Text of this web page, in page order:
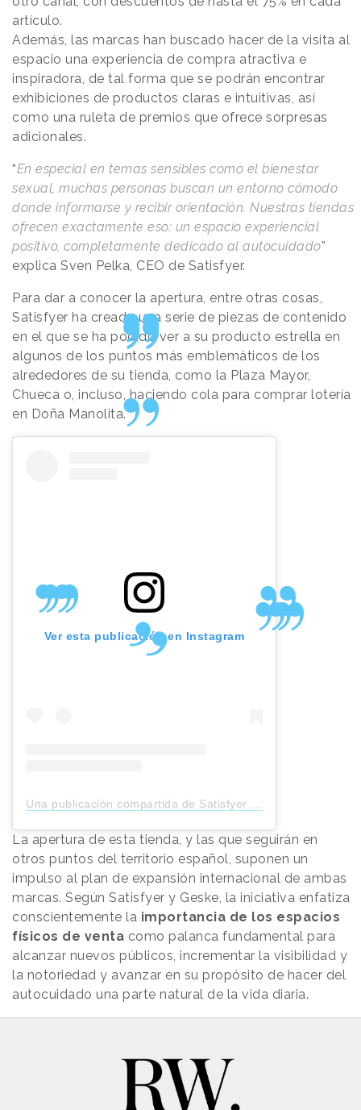
artículo.
Además, las marcas han buscado hacer de la visita al
espacio una experiencia de compra atractiva e
inspiradora, de tal forma que se podrán encontrar
exhibiciones de productos claras e intuitivas, así
como una ruleta de premios que ofrece sorpresas
adicionales.
“En especial en temas sensibles como el bienestar
sexual, muchas personas buscan un entorno cómodo
donde informarse y recibir orientación. Nuestras tiendas
ofrecen exactamente eso: un espacio experiencial
positivo, completamente dedicado al autocuidado”
explica Sven Pelka, CEO de Satisfyer.
Para dar a conocer la apertura, entre otras cosas,
Satisfyer ha creado una serie de piezas de contenido
en el que se ha podido ver a su producto estrella en
algunos de los puntos más emblemáticos de los
alrededores de su tienda, como la Plaza Mayor,
Chueca o, incluso, haciendo cola para comprar lotería
en Doña Manolita.
Ver esta publicación en Instagram
Una publicación compartida de Satisfyer (@satisfyercom)
La apertura de esta tienda, y las que seguirán en
otros puntos del territorio español, suponen un
impulso al plan de expansión internacional de ambas
marcas. Según Satisfyer y Geske, la iniciativa enfatiza
conscientemente la importancia de los espacios
físicos de venta como palanca fundamental para
alcanzar nuevos públicos, incrementar la visibilidad y
la notoriedad y avanzar en su propósito de hacer del
autocuidado una parte natural de la vida diaria.